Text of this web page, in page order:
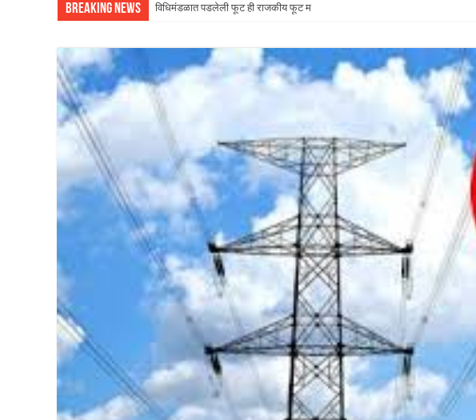
Breaking News विधिमंडळात पडलेली फूट ही राजकीय फूट मानायची का? ठाकरेंच्या वकिल